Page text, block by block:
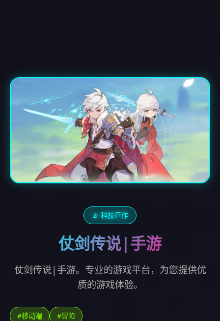
📡 科技巨作
仗剑传说|手游
仗剑传说|手游。专业的游戏平台，为您提供优
质的游戏体验。
#移动端 #冒险